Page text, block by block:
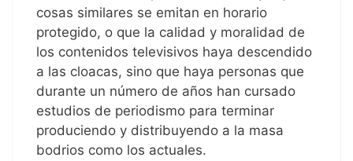
cosas similares se emitan en horario
protegido, o que la calidad y moralidad de
los contenidos televisivos haya descendido
a las cloacas, sino que haya personas que
durante un número de años han cursado
estudios de periodismo para terminar
produciendo y distribuyendo a la masa
bodrios como los actuales.